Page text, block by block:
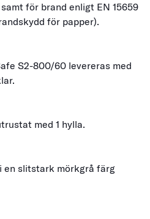
för brand enligt EN 15659
för papper).
S2-800/60 levereras med
med 1 hylla.
en slitstark mörkgrå färg